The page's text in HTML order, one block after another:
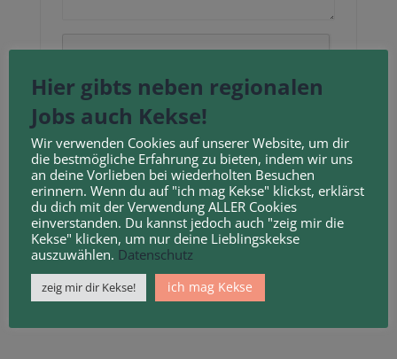
Durch Anklicken des Kontrollkästchens erklären
Sie sich mit unserenGeschäftsbedingungenund
Datenschutzbestimmungen einverstanden.
Hier gibts neben regionalen
Jobs auch Kekse!
Wir verwenden Cookies auf unserer Website, um dir
die bestmögliche Erfahrung zu bieten, indem wir uns
an deine Vorlieben bei wiederholten Besuchen
erinnern. Wenn du auf "ich mag Kekse" klickst, erklärst
du dich mit der Verwendung ALLER Cookies
einverstanden. Du kannst jedoch auch "zeig mir die
Kekse" klicken, um nur deine Lieblingskekse
auszuwählen. Datenschutz
zeig mir dir Kekse! ich mag Kekse